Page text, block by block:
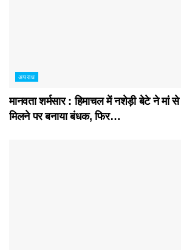
अपराध
मानवता शर्मसार : हिमाचल में नशेड़ी बेटे ने मां
मिलने पर बनाया बंधक, फिर…